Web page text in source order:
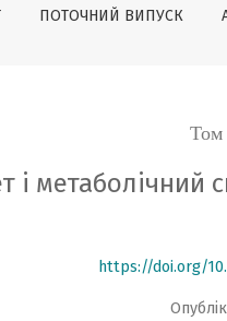
ПОТОЧНИЙ ВИПУСК
і метаболічний
https://doi.org/